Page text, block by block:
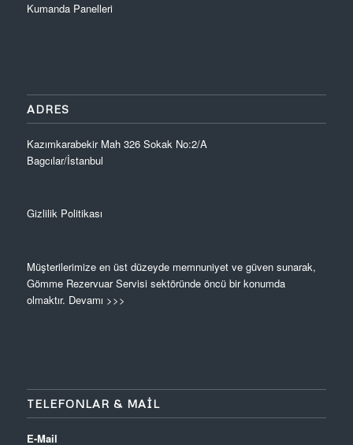
Kumanda Panelleri
ADRES
Kazımkarabekir Mah 326 Sokak No:2/A
Bagcılar/İstanbul
Gizlilik Politikası
Müşterilerimize en üst düzeyde memnuniyet ve güven sunarak,
Gömme Rezervuar Servisi sektöründe öncü bir konumda
olmaktır. Devamı >>>
TELEFONLAR & MAIL
E-Mail